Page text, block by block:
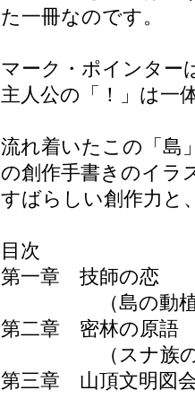
た一冊なのです。
マーク・ポインター
主人公の「！」は一
流れ着いたこの「島
の創作手書きのイラ
すばらしい創作力と
目次
第一章 技師の恋
（島の動植
第二章 密林の原語
（スナ族の
第三章 山頂文明図